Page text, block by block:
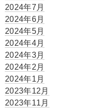
2024年7月
2024年6月
2024年5月
2024年4月
2024年3月
2024年2月
2024年1月
2023年12月
2023年11月